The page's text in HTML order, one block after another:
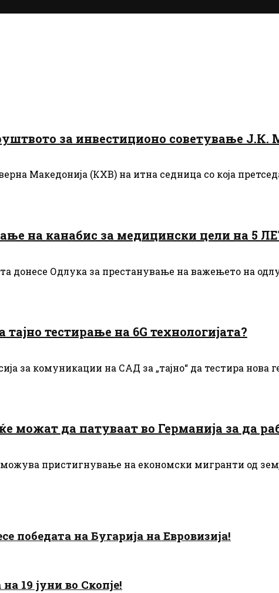
за инвестиционо советување
Македонија (КХВ) на итна седница со која
на канабис за медицински цели на 5
донесе Одлука за престанување на важењето на
тестирање на 6G технологијата?
за комуникации на САД за „тајно“ да тестира
можат да патуваат во Германија за да
пристигнување на економски мигранти од
победата на Бугарија на Евровизија!
19 јуни во Скопје!